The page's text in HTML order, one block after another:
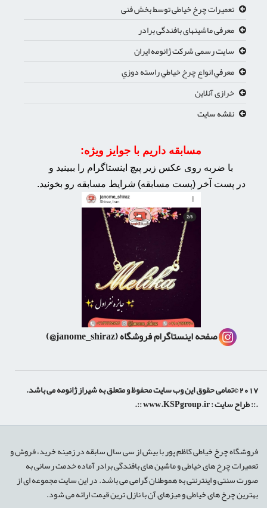
تعمیرات چرخ خیاطی توسط بخش فنی
معرفی ماشینهای بافندگی برادر
سایت رسمی شرکت ژانومه ایران
معرفي انواع چرخ خياطي راسته دوزي
خرازی آنلاین
نقشه سایت
مسابقه داریم با جوایز ویژه:
با ضربه روی عکس زیر پیچ اینستاگرام را ببینید و
در پست آخر (پست مسابقه) شرایط مسابقه رو بخونید.
صفحه اینستاگرام فروشگاه(janome_shiraz@)
2017 ©تمامی حقوق این وب سایت محفوظ و متعلق به شیراز ژانومه می باشد.
.:: طراح سایت :www.KSPgroup.ir
::.
فروشگاه چرخ خیاطی کاظم پور با بیش از سی سال سابقه در زمینه خرید، فروش و
تعمیرات چرخ های خیاطی و ماشین های بافندگی برادر آماده خدمت رسانی به
صورت سنتی و اینترنتی به هموطنان گرامی می باشد. در این سایت مجموعه ای از
بهترین چرخ های خیاطی و میزهای آن با نازل ترین قیمت ارائه می شود.